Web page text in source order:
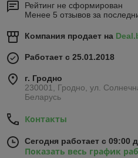
Рейтинг не сформирован
Менее 5 отзывов за
Компания продает на
Работает с 25.01.2018
г. Гродно
230001, Гродно, ул.
Беларусь
Контакты
Сегодня работает с 09:00
Показать весь график